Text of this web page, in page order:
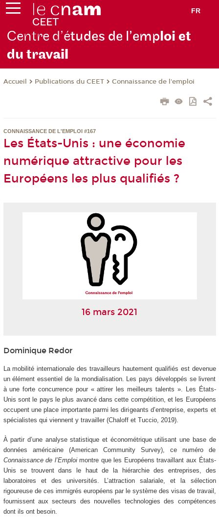
FR
Centre d’études de l’emploi et
du travail
Accueil Publications du CEET Connaissance de l'emploi
CONNAISSANCE DE L'EMPLOI #167
Les États-Unis : une économie
numérique attractive pour les
Européens les plus qualifiés ?
16 mars 2021
Dominique Redor
La mobilité internationale des travailleurs hautement qualifiés est devenue
un élément essentiel de la mondialisation. Les pays développés se livrent
à une forte concurrence pour « attirer les meilleurs talents ». Les États-
Unis sont le pays le plus avancé dans cette compétition, et les Européens
occupent une place importante parmi les dirigeants d’entreprise, experts et
spécialistes qui viennent y travailler (Chaloff et Tuccio, 2019).
À partir d’une analyse statistique et économétrique utilisant une base de
données américaine (American Community Survey), ce numéro de
Connaissance de l’Emploimontre que les Européens travaillant aux États-
Unis se trouvent dans le haut de la hiérarchie des entreprises, des
laboratoires et des universités. L’attraction salariale, et la sélection
rigoureuse de ces immigrés européens par le système des visas de travail,
fournissent aux secteurs des nouvelles technologies des compétences
dont ils ont besoin.